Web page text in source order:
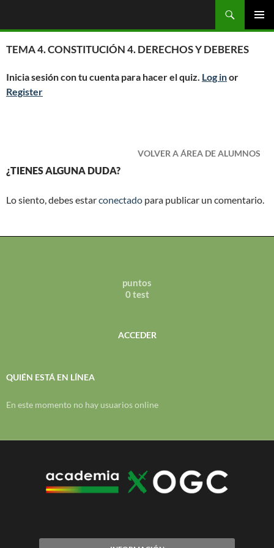
contenido
MENÚ
TEMA 4. CONSTITUCIÓN 4. DERECHOS Y DEBERES
Inicia sesión con tu cuenta para hacer el quiz. Log inor
Register
VOLVER A ÁREA DE ALUMNOS
¿TIENES ALGUNA DUDA?
Lo siento, debes estarconectado para publicar un comentario.
puntos
0 test
ACCEDER
QUIÉN ESTÁ EN LÍNEA
En este momento no hay usuarios online